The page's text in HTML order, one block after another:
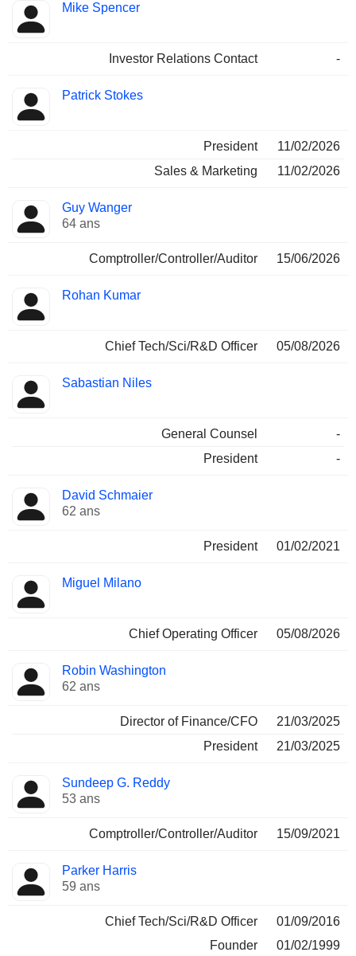
Mike Spencer
Investor Relations Contact -
Patrick Stokes
President
11/02/2026
Sales & Marketing
11/02/2026
Guy Wanger
64 ans
Comptroller/Controller/Auditor 15/06/2026
Rohan Kumar
Chief Tech/Sci/R&D Officer 05/08/2026
Sabastian Niles
General Counsel
-
President
-
David Schmaier
62 ans
President 01/02/2021
Miguel Milano
Chief Operating Officer 05/08/2026
Robin Washington
62 ans
Director of Finance/CFO
21/03/2025
President
21/03/2025
Sundeep G. Reddy
53 ans
Comptroller/Controller/Auditor 15/09/2021
Parker Harris
59 ans
Chief Tech/Sci/R&D Officer
01/09/2016
Founder
01/02/1999